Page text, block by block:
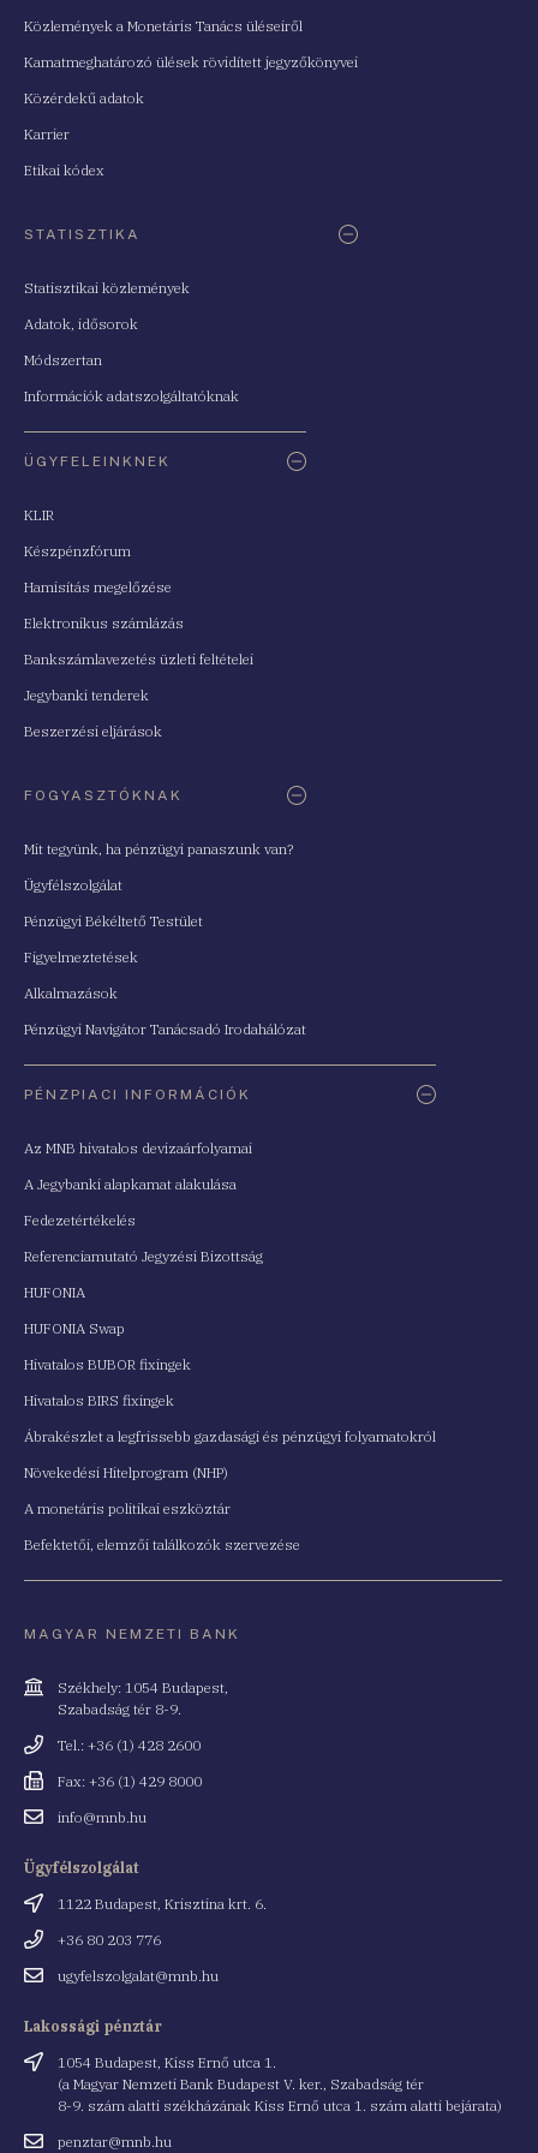
Közlemények a Monetáris Tanács üléseiről
Kamatmeghatározó ülések rövidített jegyzőkönyvei
Közérdekű adatok
Karrier
Etikai kódex
STATISZTIKA
Statisztikai közlemények
Adatok, idősorok
Módszertan
Információk adatszolgáltatóknak
ÜGYFELEINKNEK
KLIR
Készpénzfórum
Hamisítás megelőzése
Elektronikus számlázás
Bankszámlavezetés üzleti feltételei
Jegybanki tenderek
Beszerzési eljárások
FOGYASZTÓKNAK
Mit tegyünk, ha pénzügyi panaszunk van?
Ügyfélszolgálat
Pénzügyi Békéltető Testület
Figyelmeztetések
Alkalmazások
Pénzügyi Navigátor Tanácsadó Irodahálózat
PÉNZPIACI INFORMÁCIÓK
Az MNB hivatalos devizaárfolyamai
A Jegybanki alapkamat alakulása
Fedezetértékelés
Referenciamutató Jegyzési Bizottság
HUFONIA
HUFONIA Swap
Hivatalos BUBOR fixingek
Hivatalos BIRS fixingek
Ábrakészlet a legfrissebb gazdasági és pénzügyi folyamatokról
Növekedési Hitelprogram (NHP)
A monetáris politikai eszköztár
Befektetői, elemzői találkozók szervezése
MAGYAR NEMZETI BANK
Cím
Székhely: 1054 Budapest,
Szabadság tér 8-9.
Telefonszám
Tel.: +36 (1) 428 2600
Fax
Fax: +36 (1) 429 8000
Emailinfo@mnb.hu
Ügyfélszolgálat
Cím
1122 Budapest, Krisztina krt. 6.
Telefonszám
+36 80 203 776
Emailugyfelszolgalat@mnb.hu
Lakossági pénztár
Cím
1054 Budapest, Kiss Ernő utca 1.
(a Magyar Nemzeti Bank Budapest V. ker., Szabadság tér
8-9. szám alatti székházának Kiss Ernő utca 1. szám alatti bejárata)
Emailpenztar@mnb.hu